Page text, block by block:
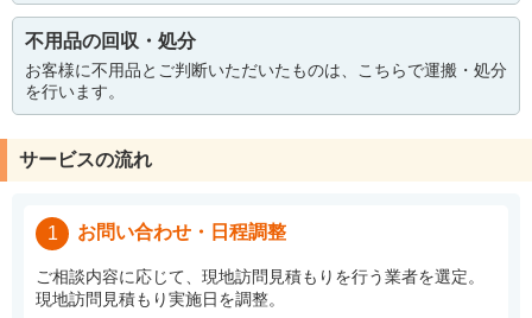
不用品の回収・処分
お客様に不用品とご判断いただいたものは、こちらで運搬・処分
を行います。
サービスの流れ
1 お問い合わせ・日程調整
ご相談内容に応じて、現地訪問見積もりを行う業者を選定。
現地訪問見積もり実施日を調整。